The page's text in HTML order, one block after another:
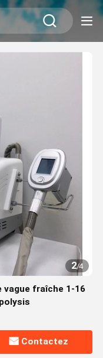
2/4
vague fraîche 1-16
Contactez